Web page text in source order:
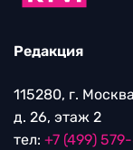
Редакция
115280, г.
д. 26, этаж 2
тел: +7 (499)